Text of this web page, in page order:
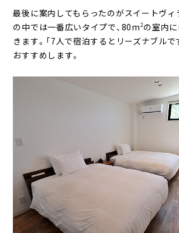
最後に案内してもらったのがスイートヴィ
の中では一番広いタイプで、80m2の室内
きます。「7人で宿泊するとリーズナブルで
おすすめします。